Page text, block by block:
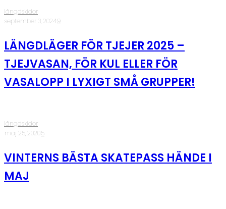
längdskidor
·september 3, 2024·9
LÄNGDLÄGER FÖR TJEJER 2025 –
TJEJVASAN, FÖR KUL ELLER FÖR
VASALOPP I LYXIGT SMÅ GRUPPER!
längdskidor
·maj 25, 2020·5
VINTERNS BÄSTA SKATEPASS HÄNDE I
MAJ